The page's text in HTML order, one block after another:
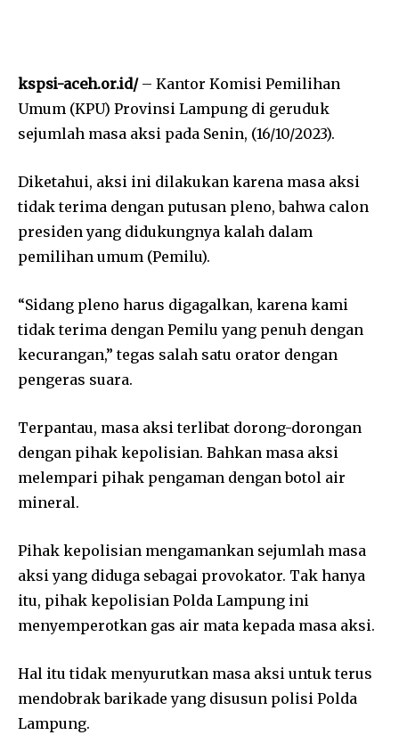
kspsi-aceh.or.id/– Kantor Komisi Pemilihan
Umum (KPU) Provinsi Lampung di geruduk
sejumlah masa aksi pada Senin, (16/10/2023).
Diketahui, aksi ini dilakukan karena masa aksi
tidak terima dengan putusan pleno, bahwa calon
presiden yang didukungnya kalah dalam
pemilihan umum (Pemilu).
“Sidang pleno harus digagalkan, karena kami
tidak terima dengan Pemilu yang penuh dengan
kecurangan,” tegas salah satu orator dengan
pengeras suara.
Terpantau, masa aksi terlibat dorong-dorongan
dengan pihak kepolisian. Bahkan masa aksi
melempari pihak pengaman dengan botol air
mineral.
Pihak kepolisian mengamankan sejumlah masa
aksi yang diduga sebagai provokator. Tak hanya
itu, pihak kepolisian Polda Lampung ini
menyemperotkan gas air mata kepada masa aksi.
Hal itu tidak menyurutkan masa aksi untuk terus
mendobrak barikade yang disusun polisi Polda
Lampung.